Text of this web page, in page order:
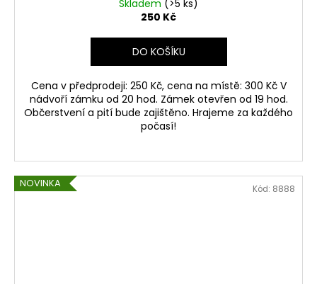
Skladem (>5 ks)
250 Kč
DO KOŠÍKU
Cena v předprodeji: 250 Kč, cena na místě: 300 Kč V
nádvoří zámku od 20 hod. Zámek otevřen od 19 hod.
Občerstvení a pití bude zajištěno. Hrajeme za každého
počasí!
NOVINKA Kód: 8888